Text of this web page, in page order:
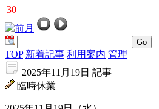
30
Go
TOP 新着記事 利用案内 管理
2025年11月19日 記事
臨時休業